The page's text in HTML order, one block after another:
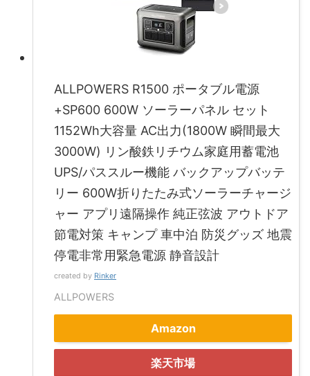
ALLPOWERS R1500 ポータブル電源
+SP600 600W ソーラーパネル セット
1152Wh大容量 AC出力(1800W 瞬間最大
3000W) リン酸鉄リチウム家庭用蓄電池
UPS/パススルー機能 バックアップバッテ
リー 600W折りたたみ式ソーラーチャージ
ャー アプリ遠隔操作 純正弦波 アウトドア
節電対策 キャンプ 車中泊 防災グッズ 地震
停電非常用緊急電源 静音設計
created by Rinker
ALLPOWERS
Amazon
楽天市場